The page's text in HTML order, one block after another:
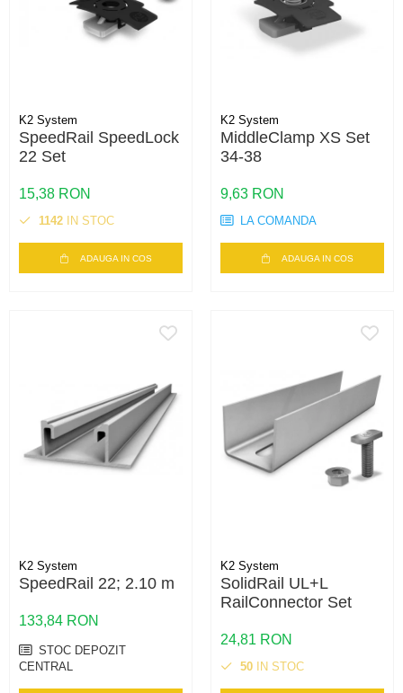
K2 System
SpeedRail SpeedLock
22 Set
15,38 RON
1142 IN STOC
ADAUGA IN COS
K2 System
MiddleClamp XS Set
34-38
9,63 RON
LA COMANDA
ADAUGA IN COS
K2 System
SpeedRail 22; 2.10 m
133,84 RON
STOC DEPOZIT
CENTRAL
K2 System
SolidRail UL+L
RailConnector Set
24,81 RON
50 IN STOC